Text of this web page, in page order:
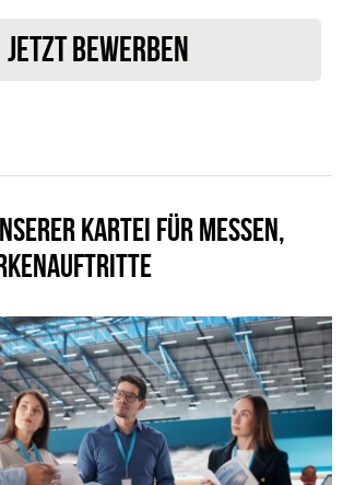
JETZT BEWERBEN
KARTEI FÜR MESSEN,